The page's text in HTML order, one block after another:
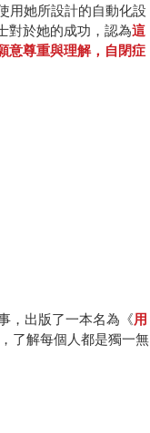
用她所設計的自動化設
對於她的成功，認為這
意尊重與理解，自閉症
，出版了一本名為《用
了解每個人都是獨一無